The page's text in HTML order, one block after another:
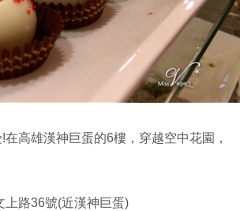
高雄漢神巨蛋的6樓，穿越空中花園，
上路36號(近漢神巨蛋)